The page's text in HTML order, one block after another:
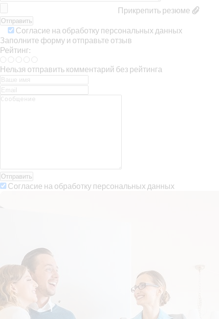
Прикрепить резюме
Согласие на обработку персональных данных
Заполните форму и отправьте отзыв
Рейтинг:
Нельзя отправить комментарий без рейтинга
Отправить
Согласие на обработку персональных данных